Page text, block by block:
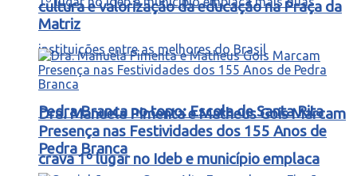
Pedra Branca no topo: Escola de Santa Rita
crava 1º lugar no Ideb e município emplaca
cultura e valorização da educação na Praça da
Matriz
Dra. Manuela Pimenta e Matheus Gois Marcam
Presença nas Festividades dos 155 Anos de
Pedra Branca